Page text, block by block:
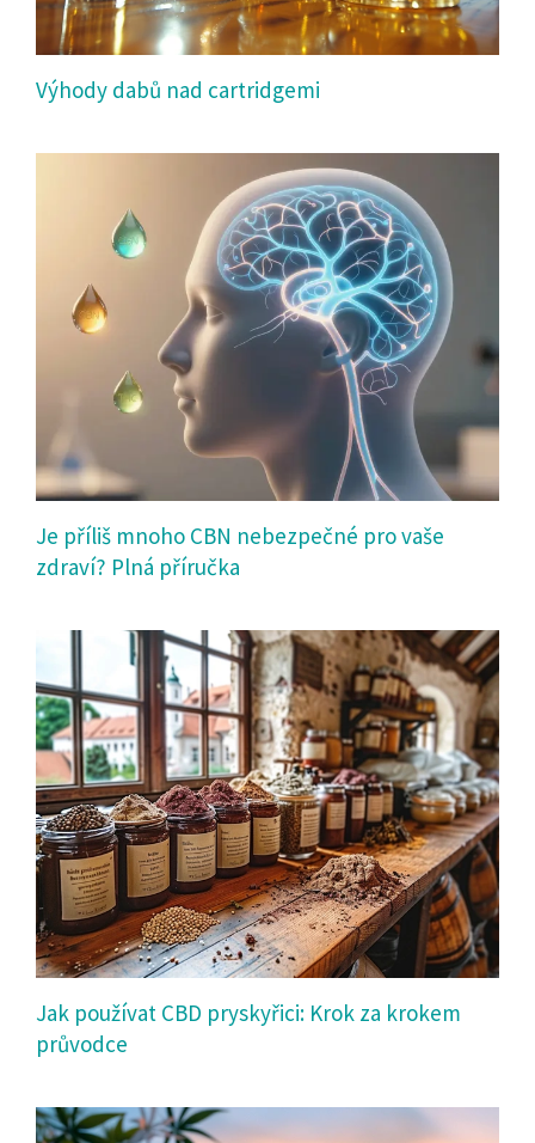
Výhody dabů nad cartridgemi
Je příliš mnoho CBN nebezpečné pro vaše
zdraví? Plná příručka
Jak používat CBD pryskyřici: Krok za krokem
průvodce